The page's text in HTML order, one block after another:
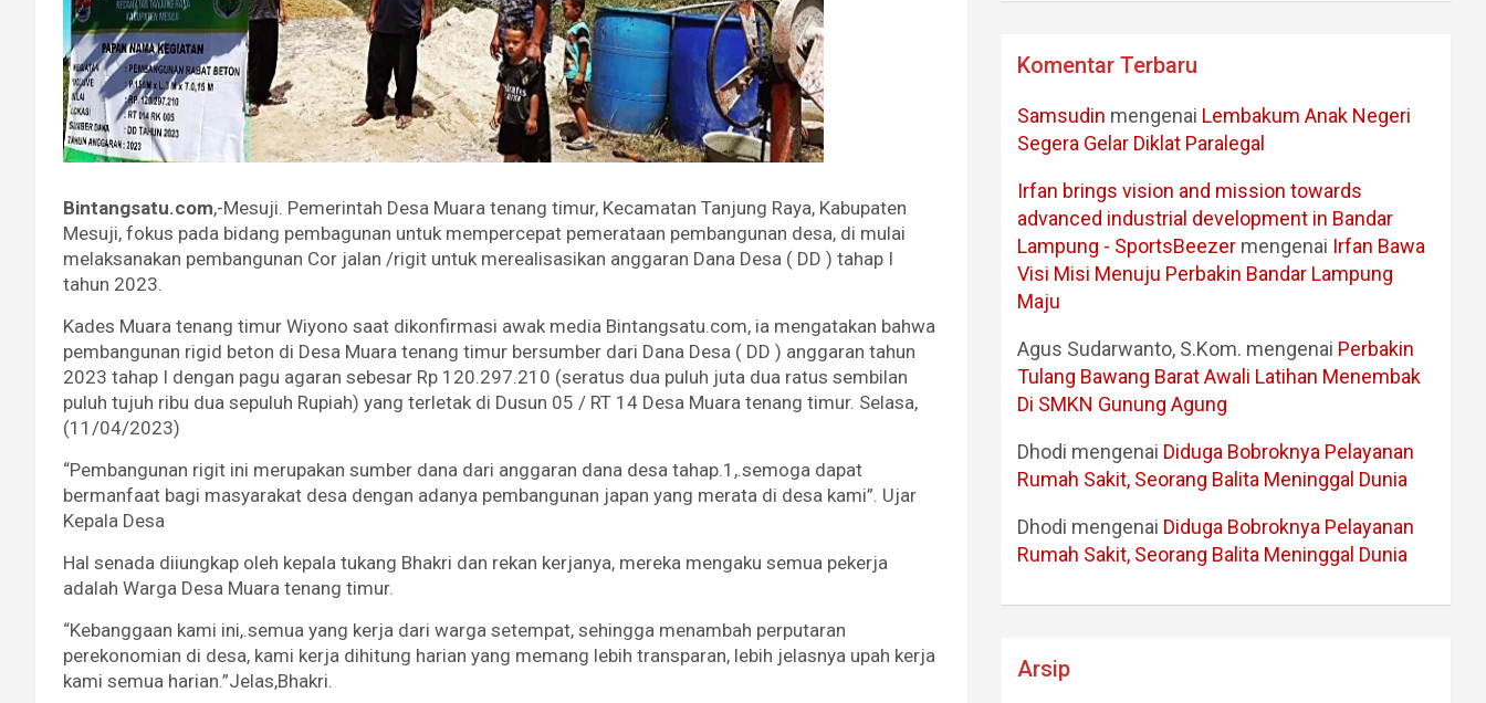
Bintangsatu.com,-Mesuji. Pemerintah Desa Muara tenang timur, Kecamatan Tanjung Raya, Kabupaten
Mesuji, fokus pada bidang pembagunan untuk mempercepat pemerataan pembangunan desa, di mulai
melaksanakan pembangunan Cor jalan /rigit untuk merealisasikan anggaran Dana Desa ( DD ) tahap I
tahun 2023.
Kades Muara tenang timur Wiyono saat dikonfirmasi awak media Bintangsatu.com, ia mengatakan bahwa
pembangunan rigid beton di Desa Muara tenang timur bersumber dari Dana Desa ( DD ) anggaran tahun
2023 tahap I dengan pagu agaran sebesar Rp 120.297.210 (seratus dua puluh juta dua ratus sembilan
puluh tujuh ribu dua sepuluh Rupiah) yang terletak di Dusun 05 / RT 14 Desa Muara tenang timur. Selasa,
(11/04/2023)
“Pembangunan rigit ini merupakan sumber dana dari anggaran dana desa tahap.1,.semoga dapat
bermanfaat bagi masyarakat desa dengan adanya pembangunan japan yang merata di desa kami”. Ujar
Kepala Desa
Hal senada diiungkap oleh kepala tukang Bhakri dan rekan kerjanya, mereka mengaku semua pekerja
adalah Warga Desa Muara tenang timur.
“Kebanggaan kami ini,.semua yang kerja dari warga setempat, sehingga menambah perputaran
perekonomian di desa, kami kerja dihitung harian yang memang lebih transparan, lebih jelasnya upah kerja
kami semua harian.”Jelas,Bhakri.
Komentar Terbaru
Samsudin mengenai Lembakum Anak Negeri
Segera Gelar Diklat Paralegal
Irfan brings vision and mission towards
advanced industrial development in Bandar
Lampung - SportsBeezer mengenai Irfan Bawa
Visi Misi Menuju Perbakin Bandar Lampung
Maju
Agus Sudarwanto, S.Kom. mengenai Perbakin
Tulang Bawang Barat Awali Latihan Menembak
Di SMKN Gunung Agung
Dhodi mengenai Diduga Bobroknya Pelayanan
Rumah Sakit, Seorang Balita Meninggal Dunia
Dhodi mengenai Diduga Bobroknya Pelayanan
Rumah Sakit, Seorang Balita Meninggal Dunia
Arsip